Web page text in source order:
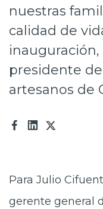
Transparencia
Canales de
Proveedores
Acceso
nuestras
calidad de
inauguración,
presidente
artesanos de
Para Julio
gerente general